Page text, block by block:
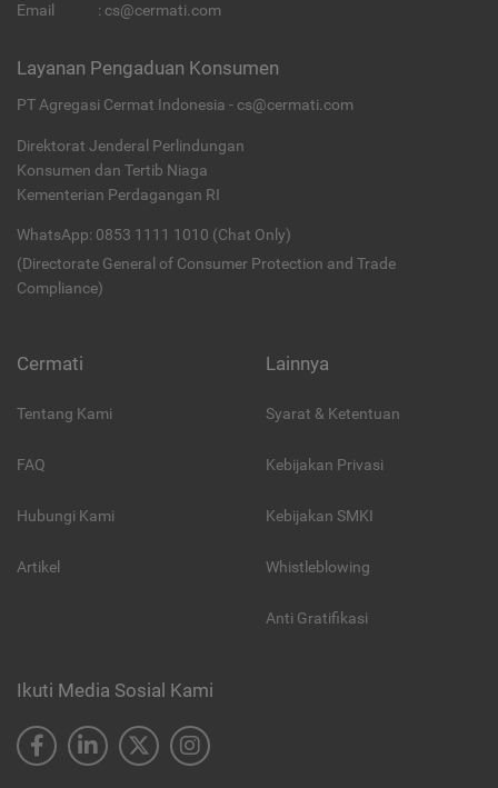
Email
: cs@cermati.com
Layanan Pengaduan Konsumen
PT Agregasi Cermat Indonesia - cs@cermati.com
Direktorat Jenderal Perlindungan
Konsumen dan Tertib Niaga
Kementerian Perdagangan RI
WhatsApp: 0853 1111 1010 (Chat Only)
(Directorate General of Consumer Protection and Trade
Compliance)
Cermati
Tentang Kami
FAQ
Hubungi Kami
Artikel
Lainnya
Syarat & Ketentuan
Kebijakan Privasi
Kebijakan SMKI
Whistleblowing
Anti Gratifikasi
Ikuti Media Sosial Kami